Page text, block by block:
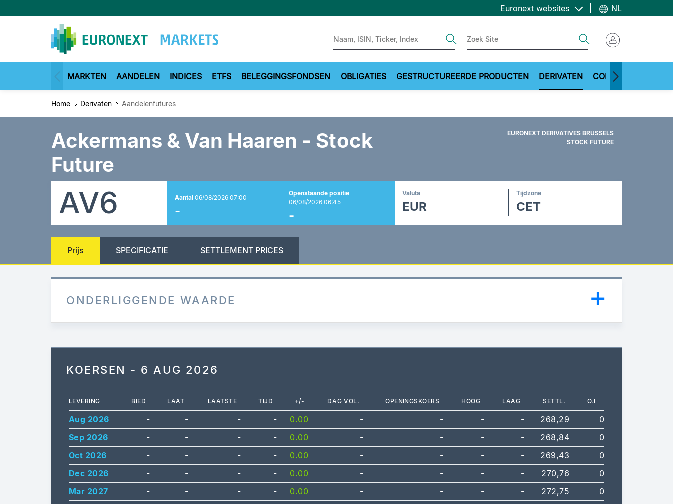
en
Euronext websites NL
MARKTEN AANDELEN INDICES ETFS BELEGGINGSFONDSEN OBLIGATIES GESTRUCTUREERDE PRODUCTEN DERIVATEN COMMODITIES
Home Derivaten Aandelenfutures
Ackermans & Van Haaren - Stock
Future
EURONEXT DERIVATIVES BRUSSELS
STOCK FUTURE
AV6 Aantal 06/08/2026 07:00
-
Openstaande positie
06/08/2026 06:45
-
Valuta
EUR
Tijdzone
CET
Prijs SPECIFICATIE SETTLEMENT PRICES
ONDERLIGGENDE WAARDE
KOERSEN - 6 AUG 2026
LEVERING BIED LAAT LAATSTE TIJD +/- DAG VOL. OPENINGSKOERS HOOG LAAG SETTL. O.I
Aug 2026 - - - - 0.00 - - - - 268,29
0
Sep 2026
- - - - 0.00 - - - - 268,84
0
Oct 2026
- - - - 0.00 - - - - 269,43
0
Dec 2026
- - - - 0.00 - - - - 270,76
0
Mar 2027
- - - - 0.00 - - - - 272,75
0